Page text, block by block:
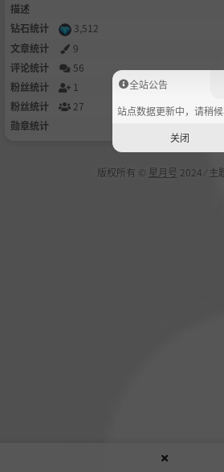
描述
钻石统计
3,512
文章统计
9
评论统计
56
粉丝统计
1
粉丝统计
27
勋章统计
版权所有 © 星月号 2024 ⁄ 主
全站公告
站点数据更新中，请稍
关闭